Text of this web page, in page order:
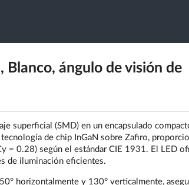
ángulo de visión de
superficial (SMD) en un encapsulado
de chip InGaN sobre Zafiro,
= 0.28) según el estándar CIE 1931. El LED
de iluminación eficientes.
horizontalmente y 130° verticalmente,